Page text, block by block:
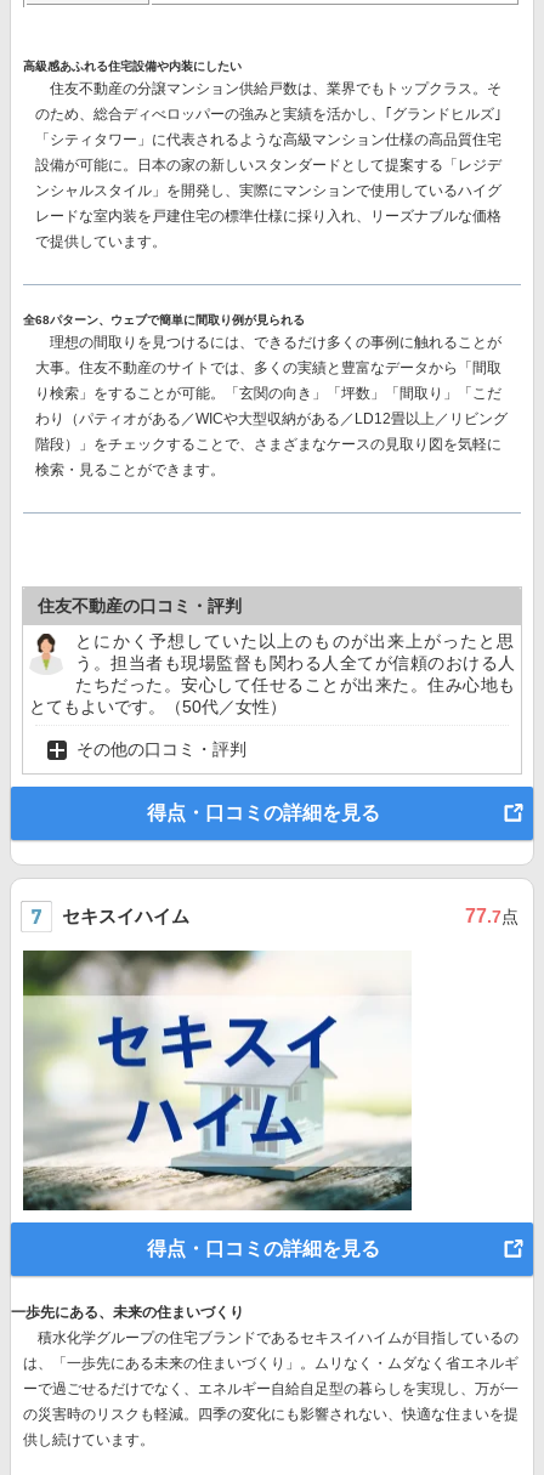
高級感あふれる住宅設備や内装にしたい
住友不動産の分譲マンション供給戸数は、業界でもトップクラス。そ
のため、総合ディべロッパーの強みと実績を活かし、｢グランドヒルズ｣
「シティタワー」に代表されるような高級マンション仕様の高品質住宅
設備が可能に。日本の家の新しいスタンダードとして提案する「レジデ
ンシャルスタイル」を開発し、実際にマンションで使用しているハイグ
レードな室内装を戸建住宅の標準仕様に採り入れ、リーズナブルな価格
で提供しています。
全68パターン、ウェブで簡単に間取り例が見られる
理想の間取りを見つけるには、できるだけ多くの事例に触れることが
大事。住友不動産のサイトでは、多くの実績と豊富なデータから
「間取
り検索」 をすることが可能。「玄関の向き」「坪数」「間取り」「こだ
わり（パティオがある／WICや大型収納がある／LD12畳以上／リビング
階段）」をチェックすることで、さまざまなケースの見取り図を気軽に
検索・見ることができます。
住友不動産の口コミ・評判
とにかく予想していた以上のものが出来上がったと思
う。担当者も現場監督も関わる人全てが信頼のおける人
たちだった。安心して任せることが出来た。住み心地も
とてもよいです。（50代／女性）
その他の口コミ・評判
得点・口コミの詳細を見る
セキスイハイム 77.7点
得点・口コミの詳細を見る
一歩先にある、未来の住まいづくり
積水化学グループの住宅ブランドであるセキスイハイムが目指しているの
は、
「一歩先にある未来の住まいづくり」。 ムリなく・ムダなく省エネルギ
ーで過ごせるだけでなく、エネルギー自給自足型の暮らしを実現し、万が一
の災害時のリスクも軽減。四季の変化にも影響されない、快適な住まいを提
供し続けています。